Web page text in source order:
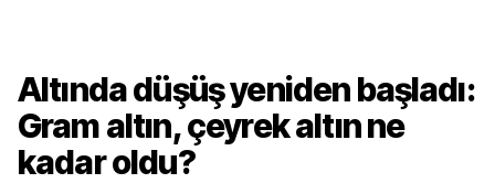
Altında düşüş yeniden başladı:
Gram altın, çeyrek altın ne
kadar oldu?